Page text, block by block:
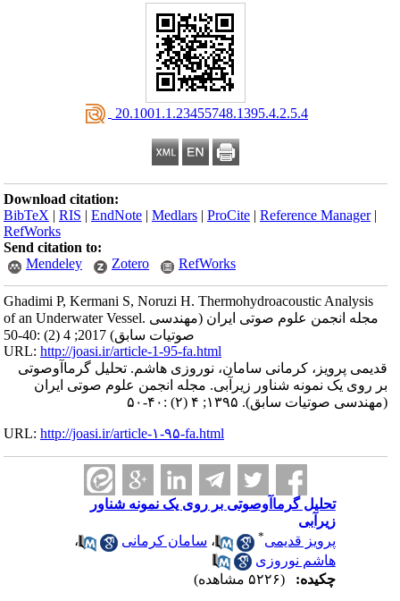
‎ 20.1001.1.23455748.1395.4.2.5.4
Download citation:
BibTeX |RIS |EndNote |Medlars |ProCite |Reference Manager
RefWorks
Send citation to:
Mendeley
Zotero RefWorks
Ghadimi P, Kermani S, Noruzi H. Thermohydroacoustic Analysis
of an Underwater Vessel. مجله انجمن علوم صوتی ایران (مهندسی
صوتیات سابق) 2017; 4 (2) :40-50
URL:http://joasi.ir/article-1-95-fa.html
قدیمی پرویز، کرمانی سامان، نوروزی هاشم. تحلیل گرماآوصوتی
بر روی یک نمونه شناور زیرﺁبی. مجله انجمن علوم صوتی ایران
(مهندسی صوتیات سابق). ۱۳۹۵; ۴ (۲) :۴۰-۵۰
URL:http://joasi.ir/article-۱-۹۵-fa.html
تحلیل گرماآوصوتی بر روی یک نمونه شناور
زیرﺁبی
پرویز قدیمی
،سامان کرمانی
،
هاشم نوروزی
چکیده: